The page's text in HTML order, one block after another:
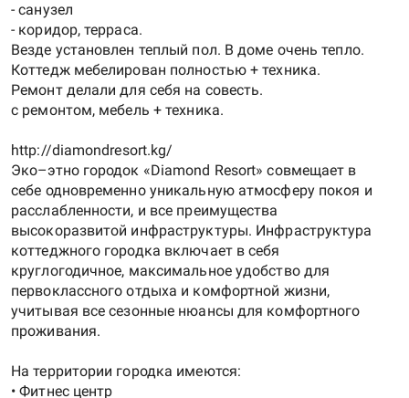
- санузел
- коридор, терраса.
Везде установлен теплый пол. В доме очень тепло.
Коттедж мебелирован полностью + техника.
Ремонт делали для себя на совесть.
с ремонтом, мебель + техника.
http://diamondresort.kg/
Эко–этно городок «Diamond Resort» совмещает в
себе одновременно уникальную атмосферу покоя и
расслабленности, и все преимущества
высокоразвитой инфраструктуры. Инфраструктура
коттеджного городка включает в себя
круглогодичное, максимальное удобство для
первоклассного отдыха и комфортной жизни,
учитывая все сезонные нюансы для комфортного
проживания.
На территории городка имеются:
• Фитнес центр